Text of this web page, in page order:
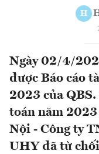
H
Ngày 02/4/
được Báo cáo
2023 của
toán năm
Nội - Công ty
UHY đã từ